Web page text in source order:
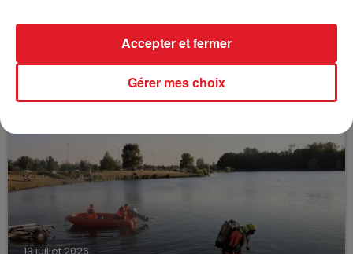
BÉTHUNE: ENQUÊTE POUR HOMICIDE
VOLONTAIRE EN COURS, APRÈS LA...
Selon les premiers éléments, le logement servait
13 juillet 2026
Gérer mes choix
Accepter et fermer